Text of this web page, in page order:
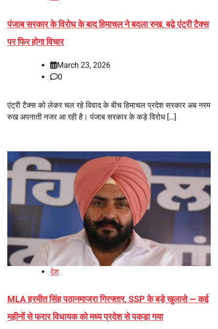
पंजाब सरकार के विरोध के बाद हिमाचल ने बदला रुख, बढ़े एंट्री टैक्स
पर फिर होगा विचार
March 23, 2026
0
एंट्री टैक्स को लेकर चल रहे विवाद के बीच हिमाचल प्रदेश सरकार अब नरम
रुख अपनाती नजर आ रही है। पंजाब सरकार के कड़े विरोध […]
देश
MLA हरमीत सिंह पठानमाजरा गिरफ्तार, SSP के बड़े खुलासे — कई
महीनों से फरार विधायक को मध्य प्रदेश से पकड़ा गया